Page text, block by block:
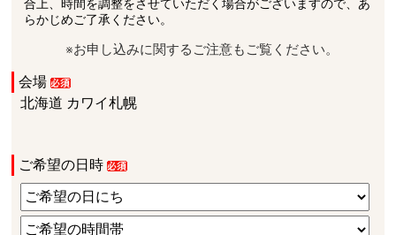
合上、時間を調整をさせていただく場合がございますので、あ
らかじめご了承ください。
※お申し込みに関するご注意もご覧ください。
会場
北海道 カワイ札幌
ご希望の日時